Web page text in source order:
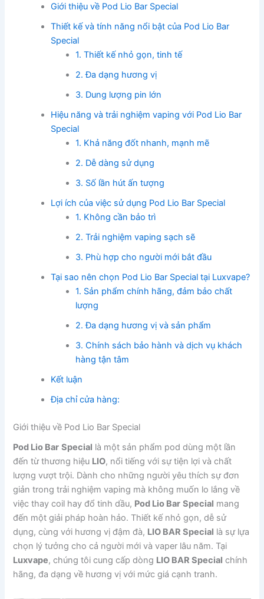
Giới thiệu về Pod Lio Bar Special
Thiết kế và tính năng nổi bật của Pod Lio Bar
Special
1. Thiết kế nhỏ gọn, tinh tế
2. Đa dạng hương vị
3. Dung lượng pin lớn
Hiệu năng và trải nghiệm vaping với Pod Lio Bar
Special
1. Khả năng đốt nhanh, mạnh mẽ
2. Dễ dàng sử dụng
3. Số lần hút ấn tượng
Lợi ích của việc sử dụng Pod Lio Bar Special
1. Không cần bảo trì
2. Trải nghiệm vaping sạch sẽ
3. Phù hợp cho người mới bắt đầu
Tại sao nên chọn Pod Lio Bar Special tại Luxvape?
1. Sản phẩm chính hãng, đảm bảo chất
lượng
2. Đa dạng hương vị và sản phẩm
3. Chính sách bảo hành và dịch vụ khách
hàng tận tâm
Kết luận
Địa chỉ cửa hàng:
Giới thiệu về Pod Lio Bar Special
Pod Lio Bar Special là một sản phẩm pod dùng một lần
đến từ thương hiệu LIO, nổi tiếng với sự tiện lợi và chất
lượng vượt trội. Dành cho những người yêu thích sự đơn
giản trong trải nghiệm vaping mà không muốn lo lắng về
việc thay coil hay đổ tinh dầu, Pod Lio Bar Special mang
đến một giải pháp hoàn hảo. Thiết kế nhỏ gọn, dễ sử
dụng, cùng với hương vị đậm đà, LIO BAR Special là sự lựa
chọn lý tưởng cho cả người mới và vaper lâu năm. Tại
Luxvape, chúng tôi cung cấp dòng LIO BAR Special chính
hãng, đa dạng về hương vị với mức giá cạnh tranh.